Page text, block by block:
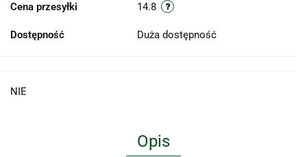
Cena przesyłki 14.8
Dostępność Duża dostępność
NIE
Opis